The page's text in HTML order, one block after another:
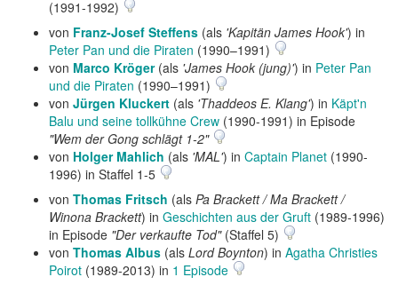
(1991-1992)
von Franz-Josef Steffens (als 'Kapitän James Hook') in
Peter Pan und die Piraten (1990–1991)
von Marco Kröger(als 'James Hook (jung)') in Peter Pan
und die Piraten (1990–1991)
von Jürgen Kluckert (als 'Thaddeos E. Klang') in Käpt'n
Balu und seine tollkühne Crew (1990-1991) in Episode
"Wem der Gong schlägt 1-2"
von Holger Mahlich (als 'MAL') in Captain Planet (1990-
1996) in Staffel 1-5
von Thomas Fritsch (als Pa Brackett / Ma Brackett /
Winona Brackett) in Geschichten aus der Gruft (1989-1996)
in Episode "Der verkaufte Tod"(Staffel 5)
von Thomas Albus (als Lord Boynton) in Agatha Christies
Poirot (1989-2013) in 1 Episode